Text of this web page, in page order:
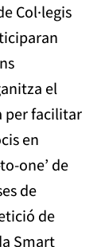
Col·legis
el
per facilitar
en
one’ de
de
de
Smart